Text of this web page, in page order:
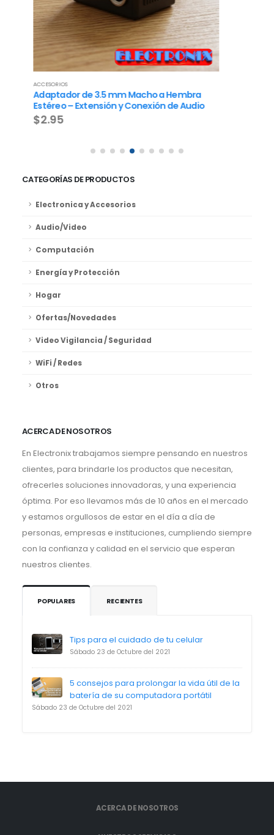
ACCESORIOS
Adaptador de Y de 2 RCA Hembra a Plug 1/4”
Macho Estéreo – Conversión Profesional de
Audio
CATEGORÍAS DE PRODUCTOS
Electronica y Accesorios
Audio/Video
Computación
Energía y Protección
Hogar
Ofertas/Novedades
Video Vigilancia / Seguridad
WiFi / Redes
Otros
ACERCA DE NOSOTROS
En Electronix trabajamos siempre pensando en nuestros
clientes, para brindarle los productos que necesitan,
ofrecerles soluciones innovadoras, y una experiencia
óptima. Por eso llevamos más de 10 años en el mercado
y estamos orgullosos de estar en el día a día de
personas, empresas e instituciones, cumpliendo siempre
con la confianza y calidad en el servicio que esperan
nuestros clientes.
POPULARES RECIENTES
Tips para el cuidado de tu celular
Sábado 23 de Octubre del 2021
5 consejos para prolongar la vida útil de la
batería de su computadora portátil
Sábado 23 de Octubre del 2021
ACERCA DE NOSOTROS